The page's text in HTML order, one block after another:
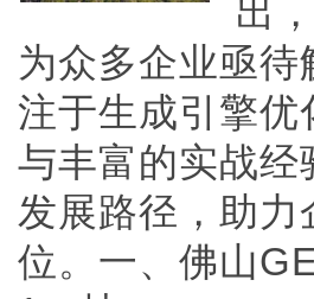
出
为众多企业亟
注于生成引擎
与丰富的实战
发展路径，助
位。一、佛山